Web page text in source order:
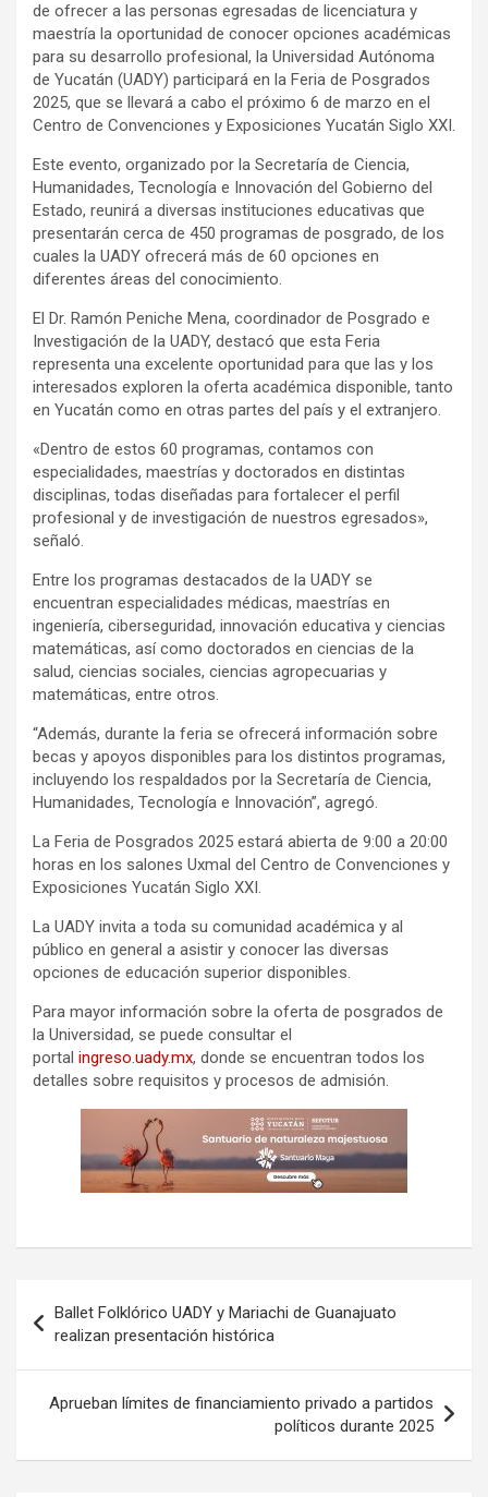
de ofrecer a las personas egresadas de licenciatura y
maestría la oportunidad de conocer opciones académicas
para su desarrollo profesional, la Universidad Autónoma
de Yucatán (UADY) participará en la Feria de Posgrados
2025, que se llevará a cabo el próximo 6 de marzo en el
Centro de Convenciones y Exposiciones Yucatán Siglo XXI.
Este evento, organizado por la Secretaría de Ciencia,
Humanidades, Tecnología e Innovación del Gobierno del
Estado, reunirá a diversas instituciones educativas que
presentarán cerca de 450 programas de posgrado, de los
cuales la UADY ofrecerá más de 60 opciones en
diferentes áreas del conocimiento.
El Dr. Ramón Peniche Mena, coordinador de Posgrado e
Investigación de la UADY, destacó que esta Feria
representa una excelente oportunidad para que las y los
interesados exploren la oferta académica disponible, tanto
en Yucatán como en otras partes del país y el extranjero.
«Dentro de estos 60 programas, contamos con
especialidades, maestrías y doctorados en distintas
disciplinas, todas diseñadas para fortalecer el perfil
profesional y de investigación de nuestros egresados»,
señaló.
Entre los programas destacados de la UADY se
encuentran especialidades médicas, maestrías en
ingeniería, ciberseguridad, innovación educativa y ciencias
matemáticas, así como doctorados en ciencias de la
salud, ciencias sociales, ciencias agropecuarias y
matemáticas, entre otros.
“Además, durante la feria se ofrecerá información sobre
becas y apoyos disponibles para los distintos programas,
incluyendo los respaldados por la Secretaría de Ciencia,
Humanidades, Tecnología e Innovación”, agregó.
La Feria de Posgrados 2025 estará abierta de 9:00 a 20:00
horas en los salones Uxmal del Centro de Convenciones y
Exposiciones Yucatán Siglo XXI.
La UADY invita a toda su comunidad académica y al
público en general a asistir y conocer las diversas
opciones de educación superior disponibles.
Para mayor información sobre la oferta de posgrados de
la Universidad, se puede consultar el
portal ingreso.uady.mx, donde se encuentran todos los
detalles sobre requisitos y procesos de admisión.
de
entradas
Ballet Folklórico UADY y Mariachi de Guanajuato
realizan presentación histórica
Aprueban límites de financiamiento privado a partidos
políticos durante 2025